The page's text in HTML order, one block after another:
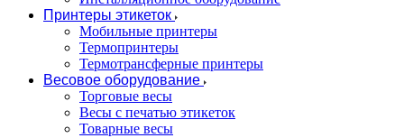
Принтеры этикеток
Мобильные принтеры
Термопринтеры
Термотрансферные принтеры
Весовое оборудование
Торговые весы
Весы с печатью этикеток
Товарные весы